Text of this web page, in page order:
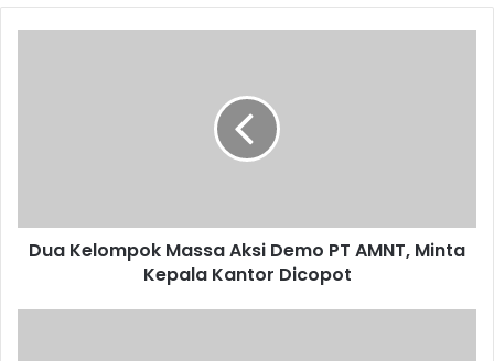
Dua Kelompok Massa Aksi Demo PT AMNT, Minta
Kepala Kantor Dicopot